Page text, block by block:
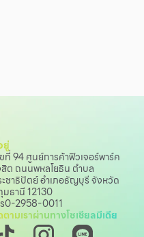
ยู่
ที่ 94 ศูนย์การค้าฟิวเจอร์พาร์ค
ต ถนนพหลโยธิน ตำบล
ชาธิปัตย์ อำเภอธัญบุรี จังหวัด
ธานี 12130
0-2958-0011
ามเราผ่านทางโซเชียลมีเดีย